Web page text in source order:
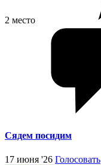
2 место
Сядем посидим
17 июня '26 Голосовать